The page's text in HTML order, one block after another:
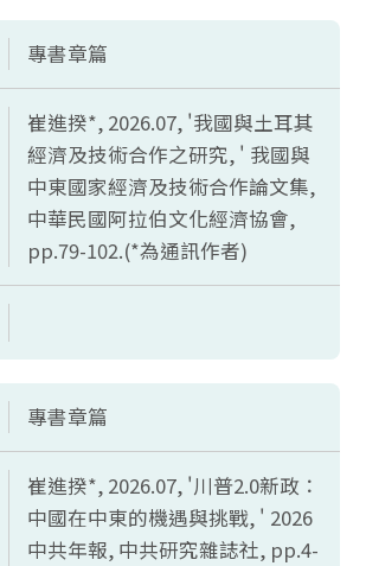
專書章篇
崔進揆*, 2026.07, '我國與土耳其
經濟及技術合作之研究, ' 我國與
中東國家經濟及技術合作論文集,
中華民國阿拉伯文化經濟協會,
pp.79-102.(*為通訊作者)
專書章篇
崔進揆*, 2026.07, '川普2.0新政：
中國在中東的機遇與挑戰, ' 2026
中共年報, 中共研究雜誌社, pp.4-